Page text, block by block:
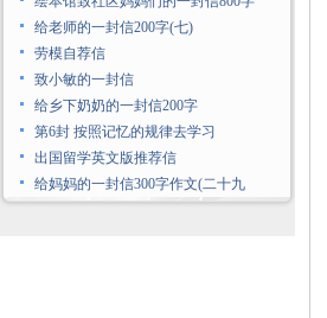
给老师的一封信200字(七)
劳模自荐信
致小敏的一封信
给乡下奶奶的一封信200字
第6封 按照记忆的规律去学习
出国留学英文版推荐信
给妈妈的一封信300字作文(二十九